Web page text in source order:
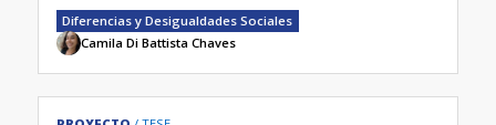
Diferencias y Desigualdades Sociales
Camila Di Battista Chaves